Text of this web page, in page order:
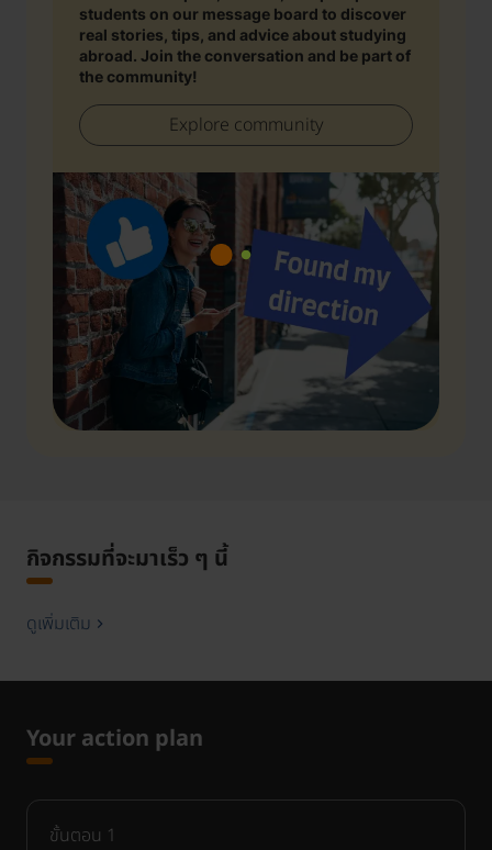
students on our message board to discover
real stories, tips, and advice about studying
abroad. Join the conversation and be part of
the community!
Explore community
กิจกรรมที่จะมาเร็ว ๆ นี้
ดูเพิ่มเติม
Your action plan
ขั้นตอน 1